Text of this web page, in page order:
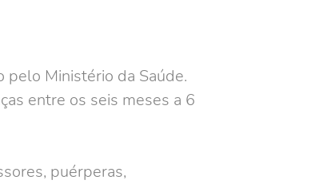
pelo Ministério da Saúde.
entre os seis meses a 6
puérperas,